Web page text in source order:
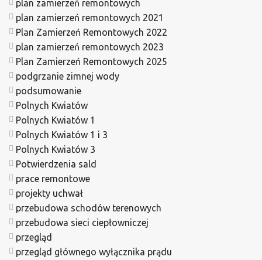
plan zamierzeń remontowych
plan zamierzeń remontowych 2021
Plan Zamierzeń Remontowych 2022
plan zamierzeń remontowych 2023
Plan Zamierzeń Remontowych 2025
podgrzanie zimnej wody
podsumowanie
Polnych Kwiatów
Polnych Kwiatów 1
Polnych Kwiatów 1 i 3
Polnych Kwiatów 3
Potwierdzenia sald
prace remontowe
projekty uchwał
przebudowa schodów terenowych
przebudowa sieci ciepłowniczej
przegląd
przegląd głównego wyłącznika prądu